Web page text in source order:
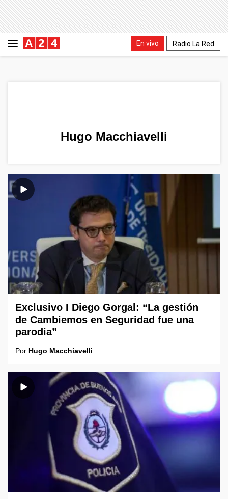
En vivo Radio La Red
Hugo Macchiavelli
Exclusivo I Diego Gorgal: “La gestión
de Cambiemos en Seguridad fue una
parodia”
Por Hugo Macchiavelli